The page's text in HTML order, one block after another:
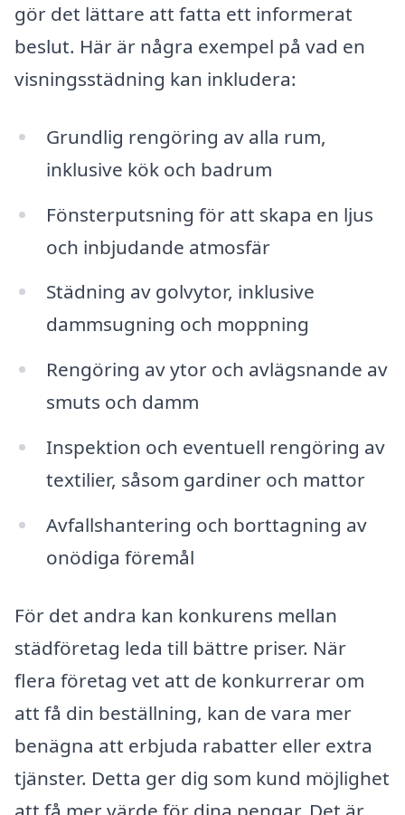
gör det lättare att fatta ett informerat
beslut. Här är några exempel på vad en
visningsstädning kan inkludera:
Grundlig rengöring av alla rum,
inklusive kök och badrum
Fönsterputsning för att skapa en ljus
och inbjudande atmosfär
Städning av golvytor, inklusive
dammsugning och moppning
Rengöring av ytor och avlägsnande av
smuts och damm
Inspektion och eventuell rengöring av
textilier, såsom gardiner och mattor
Avfallshantering och borttagning av
onödiga föremål
För det andra kan konkurens mellan
städföretag leda till bättre priser. När
flera företag vet att de konkurrerar om
att få din beställning, kan de vara mer
benägna att erbjuda rabatter eller extra
tjänster. Detta ger dig som kund möjlighet